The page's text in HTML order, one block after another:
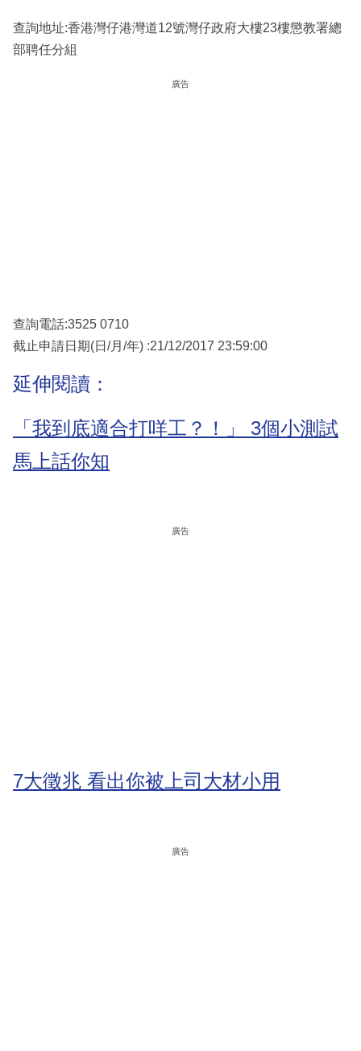
查詢地址:香港灣仔港灣道12號灣仔政府大樓23樓懲教署總
部聘任分組
廣告
查詢電話:3525 0710
截止申請日期(日/月/年) :21/12/2017 23:59:00
延伸閱讀：
「我到底適合打咩工？！」 3個小測試
馬上話你知
廣告
7大徵兆 看出你被上司大材小用
廣告